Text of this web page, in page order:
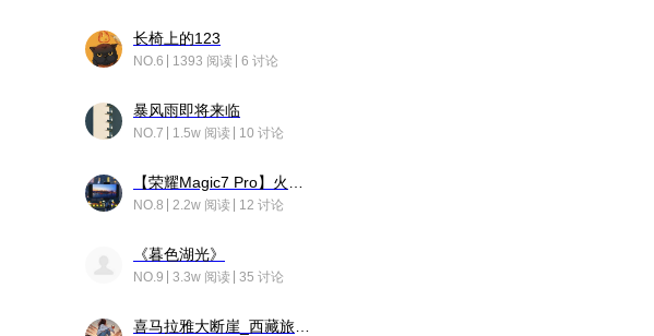
长椅上的123
NO.6 1393 阅读 6 讨论
暴风雨即将来临
NO.7 1.5w 阅读 10 讨论
NO.8 2.2w 阅读 12 讨论
《暮色湖光》
NO.9 3.3w 阅读 35 讨论